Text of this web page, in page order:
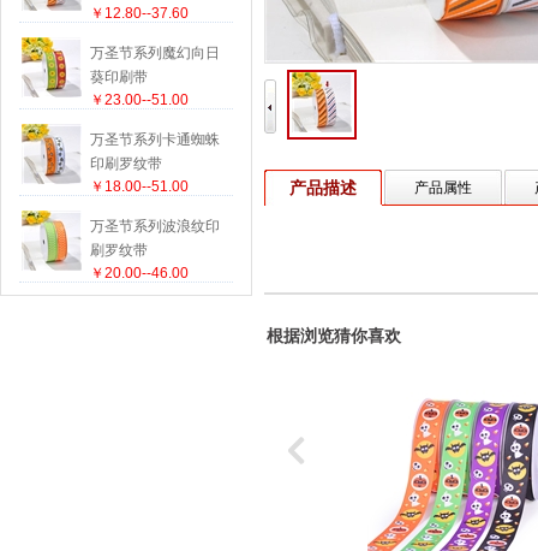
产品描述 产品属性
￥12.80--37.60
万圣节系列魔幻向日
葵印刷带
￥23.00--51.00
万圣节系列卡通蜘蛛
印刷罗纹带
￥18.00--51.00
万圣节系列波浪纹印
刷罗纹带
￥20.00--46.00